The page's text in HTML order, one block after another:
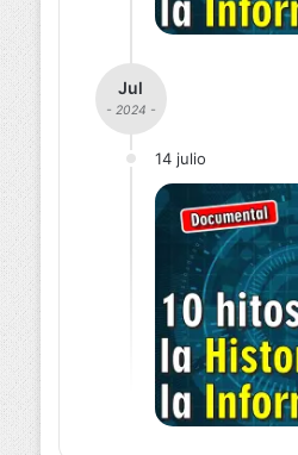
Jul
- 2024 -
14 julio